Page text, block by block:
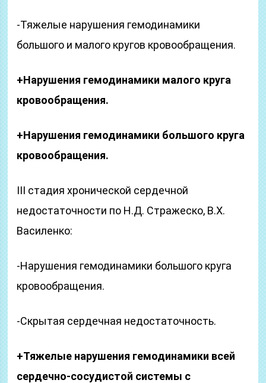
-Тяжелые нарушения гемодинамики
большого и малого кругов кровообращения.
+Нарушения гемодинамики малого круга
кровообращения.
+Нарушения гемодинамики большого круга
кровообращения.
III стадия хронической сердечной
недостаточности по Н.Д. Стражеско, В.Х.
Василенко:
-Нарушения гемодинамики большого круга
кровообращения.
-Скрытая сердечная недостаточность.
+Тяжелые нарушения гемодинамики всей
сердечно-сосудистой системы с